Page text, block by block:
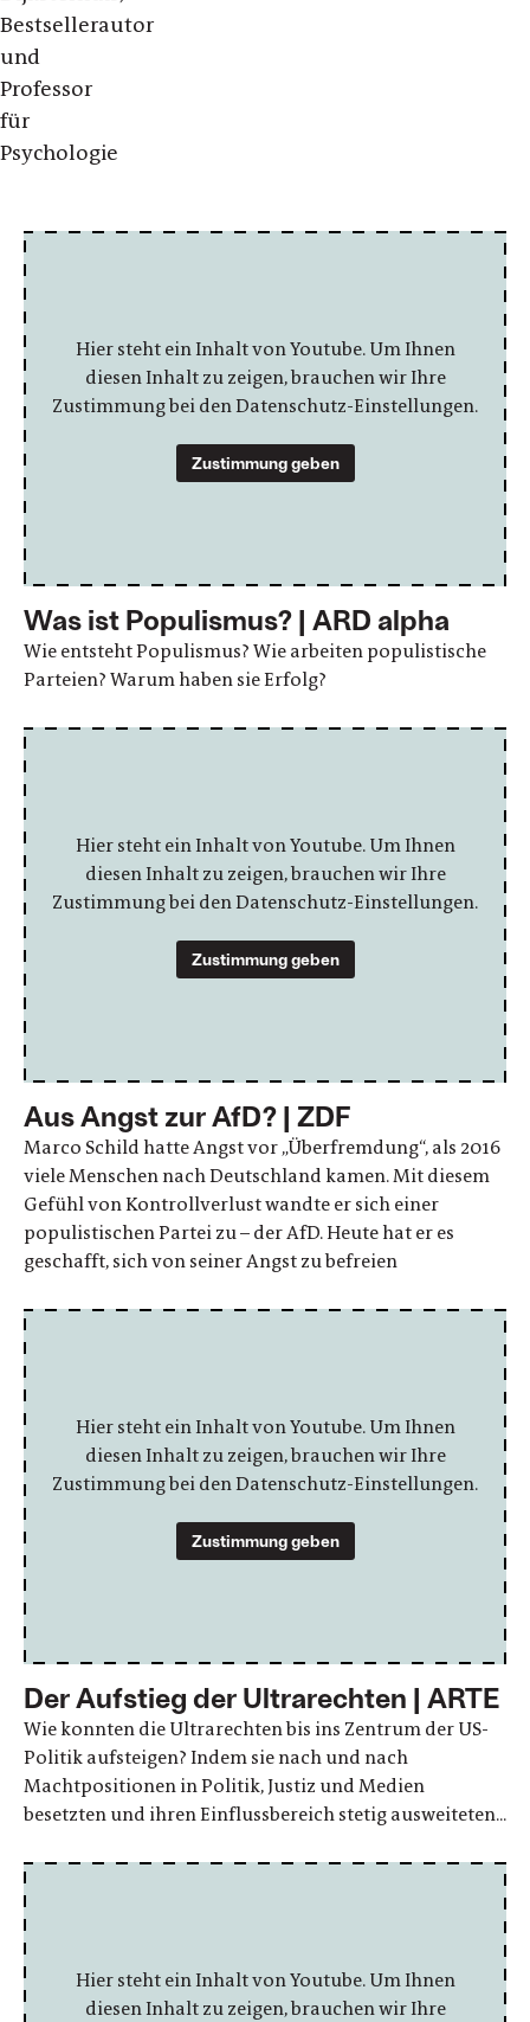
Bestsellerautor
und
Professor
für
Psychologie
Hier steht ein Inhalt von Youtube. Um Ihnen
diesen Inhalt zu zeigen, brauchen wir Ihre
Zustimmung bei den Datenschutz-Einstellungen.
Zustimmung geben
Was ist Populismus? | ARD alpha
Wie entsteht Populismus? Wie arbeiten populistische
Parteien? Warum haben sie Erfolg?
Hier steht ein Inhalt von Youtube. Um Ihnen
diesen Inhalt zu zeigen, brauchen wir Ihre
Zustimmung bei den Datenschutz-Einstellungen.
Zustimmung geben
Aus Angst zur AfD? | ZDF
Marco Schild hatte Angst vor „Überfremdung“, als 2016
viele Menschen nach Deutschland kamen. Mit diesem
Gefühl von Kontrollverlust wandte er sich einer
populistischen Partei zu – der AfD. Heute hat er es
geschafft, sich von seiner Angst zu befreien
Hier steht ein Inhalt von Youtube. Um Ihnen
diesen Inhalt zu zeigen, brauchen wir Ihre
Zustimmung bei den Datenschutz-Einstellungen.
Zustimmung geben
Der Aufstieg der Ultrarechten | ARTE
Wie konnten die Ultrarechten bis ins Zentrum der US-
Politik aufsteigen? Indem sie nach und nach
Machtpositionen in Politik, Justiz und Medien
besetzten und ihren Einflussbereich stetig ausweiteten...
Hier steht ein Inhalt von Youtube. Um Ihnen
diesen Inhalt zu zeigen, brauchen wir Ihre